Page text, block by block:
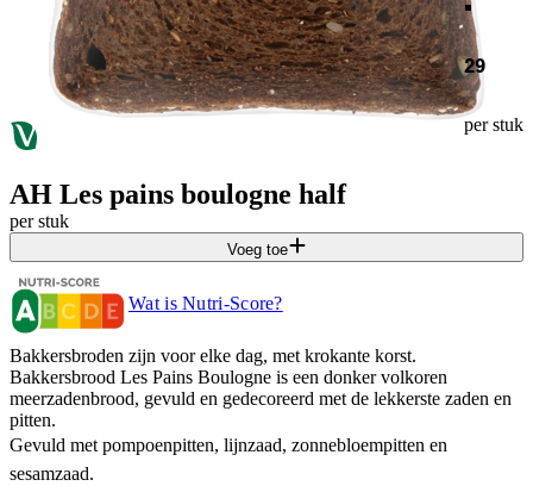
29
per stuk
AH Les pains boulogne half
per stuk
Voeg toe
Wat is Nutri-Score?
Bakkersbroden zijn voor elke dag, met krokante korst.
Bakkersbrood Les Pains Boulogne is een donker volkoren
meerzadenbrood, gevuld en gedecoreerd met de lekkerste zaden en
pitten.
Gevuld met pompoenpitten, lijnzaad, zonnebloempitten en
sesamzaad.